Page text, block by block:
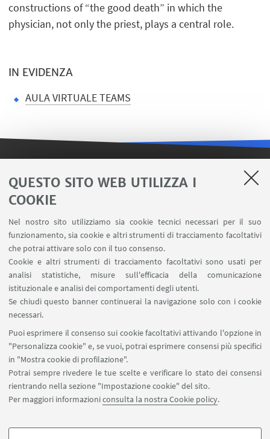
QUESTO SITO WEB UTILIZZA I
COOKIE
Nel nostro sito utilizziamo sia cookie tecnici necessari per il suo
funzionamento, sia cookie e altri strumenti di tracciamento facoltativi
che potrai attivare solo con il tuo consenso.
Cookie e altri strumenti di tracciamento facoltativi sono usati per
analisi statistiche, misure sull'efficacia della comunicazione
istituzionale e analisi dei comportamenti degli utenti.
Se chiudi questo banner continuerai la navigazione solo con i cookie
necessari.
Puoi esprimere il consenso sui cookie facoltativi attivando l'opzione in
"Personalizza cookie" e, se vuoi, potrai esprimere consensi più specifici
in "Mostra cookie di profilazione".
Potrai sempre rivedere le tue scelte e verificare lo stato dei consensi
rientrando nella sezione "Impostazione cookie" del sito.
Per maggiori informazioniconsulta la nostra Cookie policy.
constructions of “the good death” in which the
physician, not only the priest, plays a central role.
IN EVIDENZA
AULA VIRTUALE TEAMS
LINK UTILI
Area riservata FILO
U-Web Missioni
AlmaEsami
AlmaWifi
Proxy: connessione da remoto
InfoPoint Azzo Gardino
SEGUI UNIBO SU:
APP: